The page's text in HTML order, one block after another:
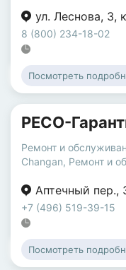
ул. Леснова, 3,
8 (800) 234-18-02
Посмотреть
РЕСО-
Ремонт и
Changan, Ремонт и
Аптечный пер.,
+7 (496) 519-39-15
Посмотреть